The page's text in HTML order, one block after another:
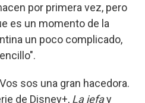
por primera vez, pero
es un momento de la
un poco complicado,
sos una gran hacedora.
de Disney+, La jefay